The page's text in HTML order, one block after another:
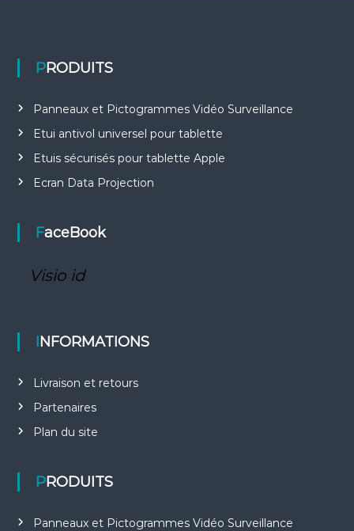
PRODUITS
Panneaux et Pictogrammes Vidéo Surveillance
Etui antivol universel pour tablette
Etuis sécurisés pour tablette Apple
Ecran Data Projection
FaceBook
Visio id
INFORMATIONS
Livraison et retours
Partenaires
Plan du site
PRODUITS
Panneaux et Pictogrammes Vidéo Surveillance